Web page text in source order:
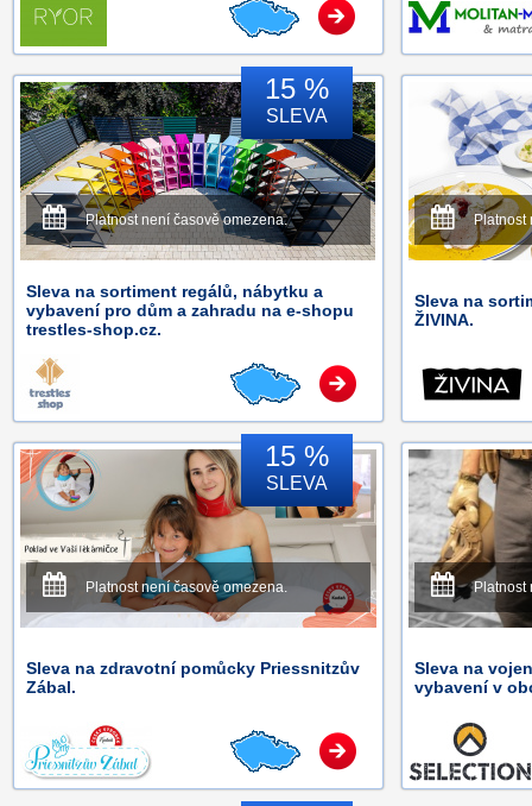
15 %
SLEVA
Platnost není časově omezena.
Sleva na sortiment regálů, nábytku a
vybavení pro dům a zahradu na e-shopu
trestles-shop.cz.
Platnost
Sleva na
ŽIVINA.
15 %
SLEVA
Platnost není časově omezena.
Sleva na zdravotní pomůcky Priessnitzův
Zábal.
Platnost
Sleva na
vybavení v